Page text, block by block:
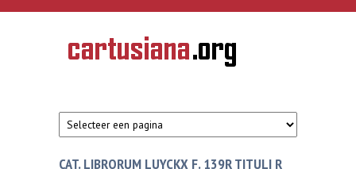
Overslaan en naar de inhoud gaan
CARTUSIANA
Geschiedenis
van de
CAT. LIBRORUM LUYCKX F. 139R TITULI R